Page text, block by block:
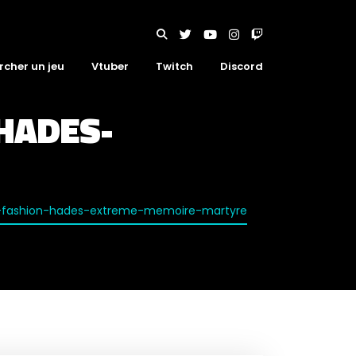
un jeu Vtuber Twitch Discord
hades-extreme-memoire-martyre